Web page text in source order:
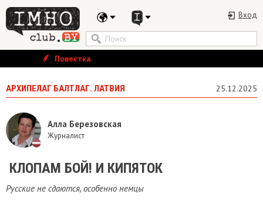
Вход
Повестка
АРХИПЕЛАГ БАЛТЛАГ. ЛАТВИЯ 25.12.2025
Алла Березовская
Журналист
​ КЛОПАМ БОЙ! И КИПЯТОК
Русские не сдаются, особенно немцы